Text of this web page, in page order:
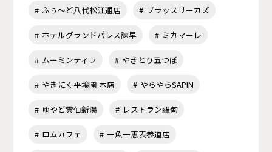
ふぅ～ど八代松江通店 ブラッスリーカズ
ホテルグランドパレス諫早 ミカマーレ
ムーミンティラ やきとり五つぼ
やきにく平壌園 本店 やらやらSAPIN
ゆやど雲仙新湯 レストラン羅甸
ロムカフェ 一魚一恵表参道店